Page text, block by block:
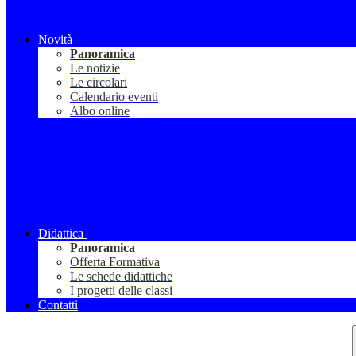
Novità
Panoramica
Le notizie
Le circolari
Calendario eventi
Albo online
Didattica
Panoramica
Offerta Formativa
Le schede didattiche
I progetti delle classi
Contatti